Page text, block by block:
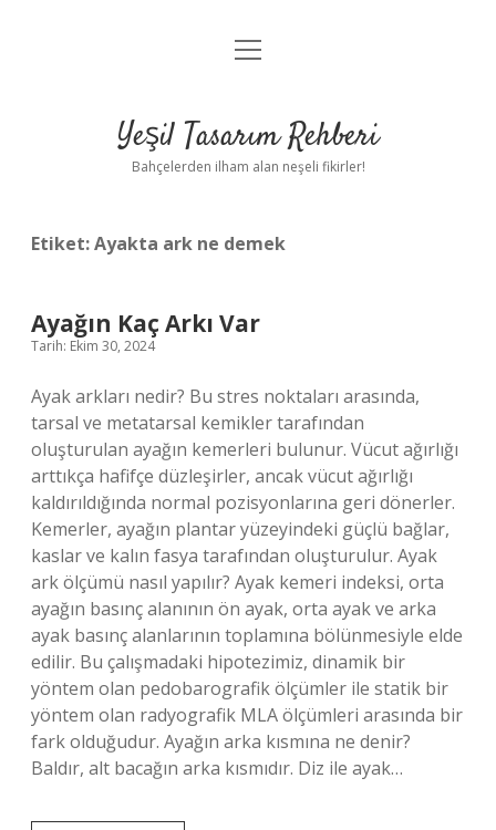
Anasayfa
Yasal Uyarı
menüyü
Yeşil Tasarım Rehberi
Bahçelerden ilham alan neşeli fikirler!
Etiket:Ayakta ark ne demek
Ayağın Kaç Arkı Var
Tarih: Ekim 30, 2024
Ayak arkları nedir? Bu stres noktaları arasında,
tarsal ve metatarsal kemikler tarafından
oluşturulan ayağın kemerleri bulunur. Vücut ağırlığı
arttıkça hafifçe düzleşirler, ancak vücut ağırlığı
kaldırıldığında normal pozisyonlarına geri dönerler.
Kemerler, ayağın plantar yüzeyindeki güçlü bağlar,
kaslar ve kalın fasya tarafından oluşturulur. Ayak
ark ölçümü nasıl yapılır? Ayak kemeri indeksi, orta
ayağın basınç alanının ön ayak, orta ayak ve arka
ayak basınç alanlarının toplamına bölünmesiyle elde
edilir. Bu çalışmadaki hipotezimiz, dinamik bir
yöntem olan pedobarografik ölçümler ile statik bir
yöntem olan radyografik MLA ölçümleri arasında bir
fark olduğudur. Ayağın arka kısmına ne denir?
Baldır, alt bacağın arka kısmıdır. Diz ile ayak…